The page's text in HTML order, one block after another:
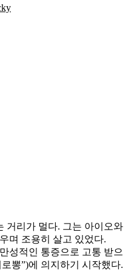
거리가 멀다. 그는 아이오와
며 조용히 살고 있었다.
성적인 통증으로 고통 받으
뽕”)에 의지하기 시작했다.